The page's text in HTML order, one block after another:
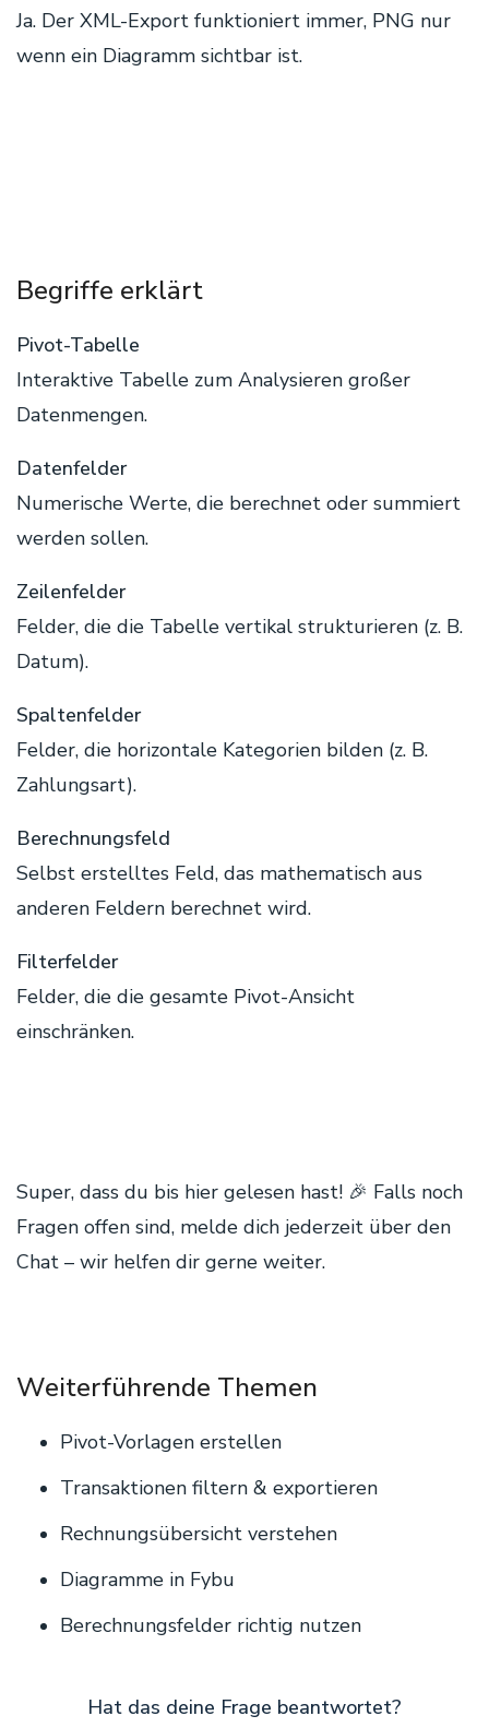
Ja. Der XML-Export funktioniert immer, PNG nur
wenn ein Diagramm sichtbar ist.
Begriffe erklärt
Pivot-Tabelle
Interaktive Tabelle zum Analysieren großer
Datenmengen.
Datenfelder
Numerische Werte, die berechnet oder summiert
werden sollen.
Zeilenfelder
Felder, die die Tabelle vertikal strukturieren (z. B.
Datum).
Spaltenfelder
Felder, die horizontale Kategorien bilden (z. B.
Zahlungsart).
Berechnungsfeld
Selbst erstelltes Feld, das mathematisch aus
anderen Feldern berechnet wird.
Filterfelder
Felder, die die gesamte Pivot-Ansicht
einschränken.
Super, dass du bis hier gelesen hast! 🎉 Falls noch
Fragen offen sind, melde dich jederzeit über den
Chat – wir helfen dir gerne weiter.
Weiterführende Themen
Pivot-Vorlagen erstellen
Transaktionen filtern & exportieren
Rechnungsübersicht verstehen
Diagramme in Fybu
Berechnungsfelder richtig nutzen
Hat das deine Frage beantwortet?